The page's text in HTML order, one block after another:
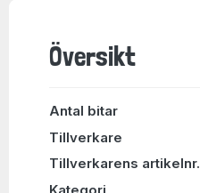
Översikt
Antal bitar
Tillverkare
Tillverkarens artikelnr.
Kategori